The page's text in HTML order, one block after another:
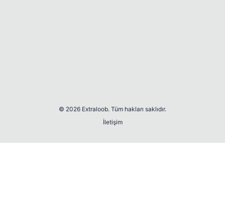
© 2026 Extraloob. Tüm hakları saklıdır.
İletişim